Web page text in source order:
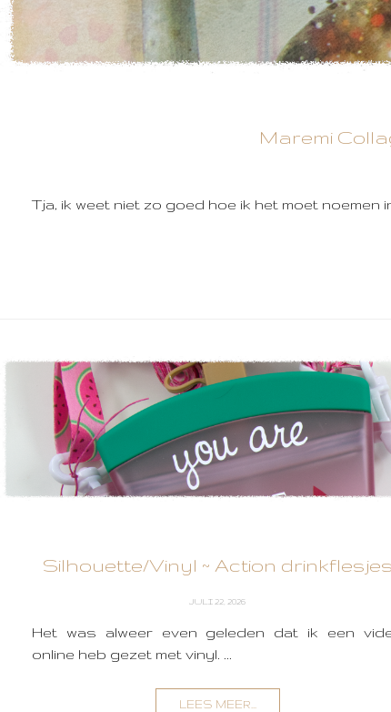
Maremi
Tja, ik weet niet zo goed hoe ik het moet noemen
Silhouette/Vinyl ~ Action drinkflesjes
JULI 22, 2026
Het was alweer even geleden dat ik een
online heb gezet met vinyl. ...
LEES MEER...